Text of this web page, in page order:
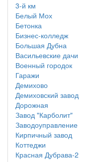
3-й км
Белый Мох
Бетонка
Бизнес-колледж
Большая Дубна
Васильевские дачи
Военный городок
Гаражи
Демихово
Демиховский завод
Дорожная
Завод "Карболит"
Заводоуправление
Кирпичный завод
Коттеджи
Красная Дубрава-2